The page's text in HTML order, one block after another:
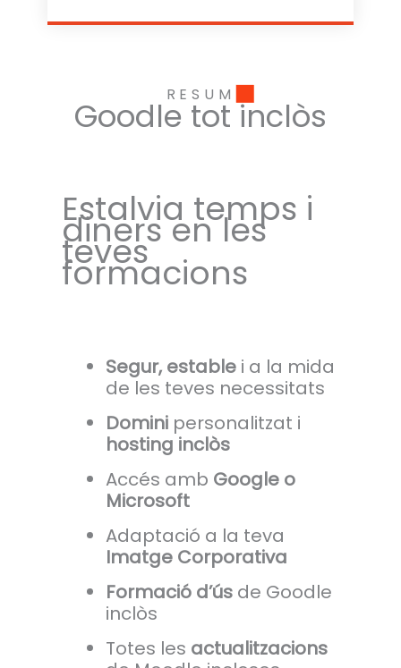
RESUM
Goodle tot inclòs
Estalvia temps i
diners en les
teves
formacions
Segur, estable i a la mida
de les teves necessitats
Domini personalitzat i
hosting inclòs
Accés amb Google o
Microsoft
Adaptació a la teva
Imatge Corporativa
Formació d’ús de Goodle
inclòs
Totes les actualitzacions